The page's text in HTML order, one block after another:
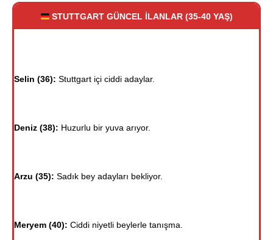
STUTTGART GÜNCEL İLANLAR (35-40 YAŞ)
Selin (36): Stuttgart içi ciddi adaylar.
Deniz (38): Huzurlu bir yuva arıyor.
Arzu (35): Sadık bey adayları bekliyor.
Meryem (40): Ciddi niyetli beylerle tanışma.